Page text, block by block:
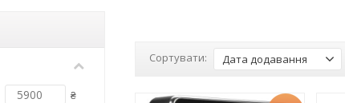
Сортувати: Дата додавання
₴